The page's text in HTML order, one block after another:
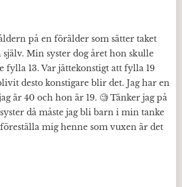
på en förälder som sätter taket
Min syster dog året hon skulle
fylla 13. Var jättekonstigt att fylla 19
desto konstigare blir det. Jag har en
är 40 och hon är 19. 🧐 Tänker jag på
då måste jag bli barn i min tanke
mig henne som vuxen är det